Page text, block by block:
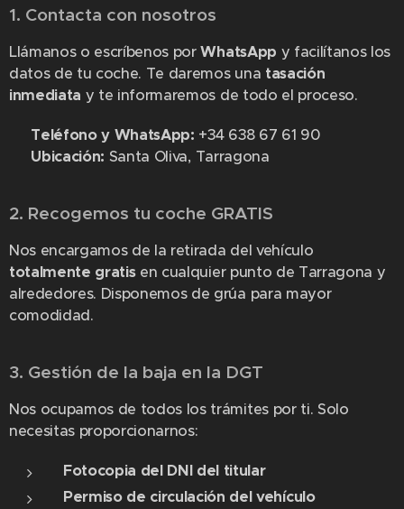
1. Contacta con nosotros
Llámanos o escríbenos porWhatsApp y facilítanos los
datos de tu coche. Te daremos una tasación
inmediata y te informaremos de todo el proceso.
Teléfono y WhatsApp: +34 638 67 61 90
Ubicación: Santa Oliva, Tarragona
2. Recogemos tu coche GRATIS
Nos encargamos de la retirada del vehículo
totalmente gratisen cualquier punto de Tarragona y
alrededores. Disponemos de grúa para mayor
comodidad.
3. Gestión de la baja en la DGT
Nos ocupamos de todos los trámites por ti. Solo
necesitas proporcionarnos:
Fotocopia del DNI del titular
Permiso de circulación del vehículo